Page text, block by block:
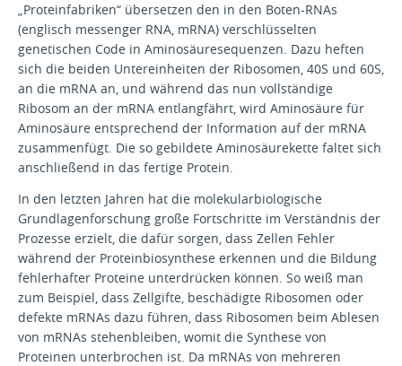
„Proteinfabriken“ übersetzen den in den Boten-RNAs
(englisch messenger RNA, mRNA) verschlüsselten
genetischen Code in Aminosäuresequenzen. Dazu heften
sich die beiden Untereinheiten der Ribosomen, 40S und 60S,
an die mRNA an, und während das nun vollständige
Ribosom an der mRNA entlangfährt, wird Aminosäure für
Aminosäure entsprechend der Information auf der mRNA
zusammenfügt. Die so gebildete Aminosäurekette faltet sich
anschließend in das fertige Protein.
In den letzten Jahren hat die molekularbiologische
Grundlagenforschung große Fortschritte im Verständnis der
Prozesse erzielt, die dafür sorgen, dass Zellen Fehler
während der Proteinbiosynthese erkennen und die Bildung
fehlerhafter Proteine unterdrücken können. So weiß man
zum Beispiel, dass Zellgifte, beschädigte Ribosomen oder
defekte mRNAs dazu führen, dass Ribosomen beim Ablesen
von mRNAs stehenbleiben, womit die Synthese von
Proteinen unterbrochen ist. Da mRNAs von mehreren